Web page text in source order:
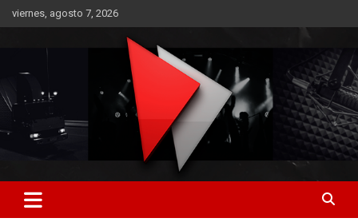
Saltar
al
viernes, agosto 7, 2026
RO CONTENIDOS